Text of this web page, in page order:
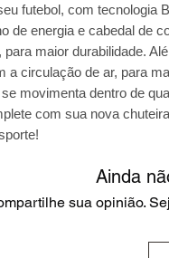
futebol, com tecnologia
de energia e cabedal de
maior durabilidade.
a circulação de ar, para
movimenta dentro de
com sua nova
Ainda
sua opinião.